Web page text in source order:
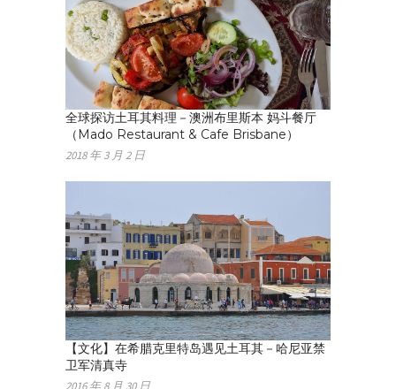
全球探访土耳其料理－澳洲布里斯本 妈斗餐厅
（Mado Restaurant & Cafe Brisbane）
2018 年 3 月 2 日
【文化】在希腊克里特岛遇见土耳其－哈尼亚禁
卫军清真寺
2016 年 8 月 30 日